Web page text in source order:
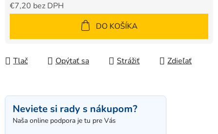
€7,20 bez DPH
DO KOŠÍKA
Tlač Opýtať sa Strážiť Zdieľať
Neviete si rady s nákupom?
Naša online podpora je tu pre Vás